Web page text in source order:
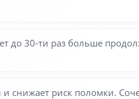
до 30-ти раз больше
снижает риск поломки.